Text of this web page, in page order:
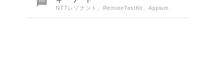
NTTレゾナント、RemoteTestKit、Appium